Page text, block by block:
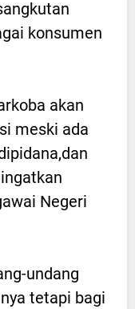
konsumen
akan
meski ada
Negeri
undang
tetapi bagi